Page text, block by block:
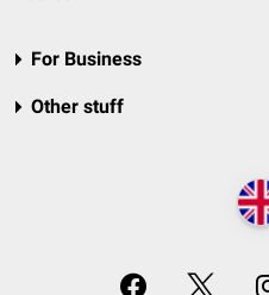
For Business
Other stuff